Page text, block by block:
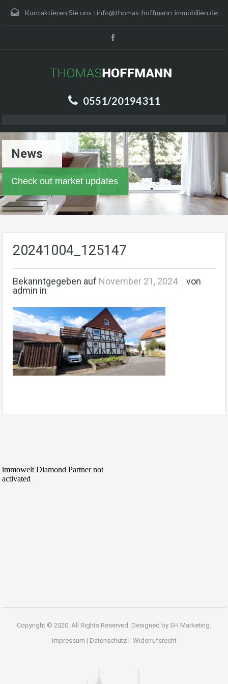
Kontaktieren Sie uns : info@thomas-hoffmann-immobilien.de
0551/20194311
News
Check out market updates
20241004_125147
Bekanntgegeben auf November 21, 2024
von
admin in
Copyright © 2020. All Rights Reserved. Designed by SH Marketing.
Impressum | Datenschutz| Widerrufsrecht